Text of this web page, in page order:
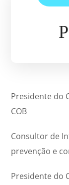
Presidente do
COB
Consultor de
prevenção e
Presidente do